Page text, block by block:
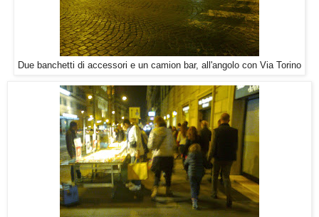
Due banchetti di accessori e un camion bar, all'angolo con Via Torino